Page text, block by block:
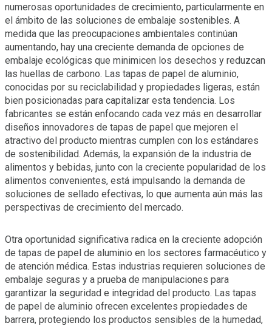
numerosas oportunidades de crecimiento, particularmente en
el ámbito de las soluciones de embalaje sostenibles. A
medida que las preocupaciones ambientales continúan
aumentando, hay una creciente demanda de opciones de
embalaje ecológicas que minimicen los desechos y reduzcan
las huellas de carbono. Las tapas de papel de aluminio,
conocidas por su reciclabilidad y propiedades ligeras, están
bien posicionadas para capitalizar esta tendencia. Los
fabricantes se están enfocando cada vez más en desarrollar
diseños innovadores de tapas de papel que mejoren el
atractivo del producto mientras cumplen con los estándares
de sostenibilidad. Además, la expansión de la industria de
alimentos y bebidas, junto con la creciente popularidad de los
alimentos convenientes, está impulsando la demanda de
soluciones de sellado efectivas, lo que aumenta aún más las
perspectivas de crecimiento del mercado.
Otra oportunidad significativa radica en la creciente adopción
de tapas de papel de aluminio en los sectores farmacéutico y
de atención médica. Estas industrias requieren soluciones de
embalaje seguras y a prueba de manipulaciones para
garantizar la seguridad e integridad del producto. Las tapas
de papel de aluminio ofrecen excelentes propiedades de
barrera, protegiendo los productos sensibles de la humedad,